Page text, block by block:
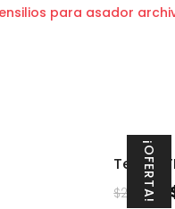
para asador
¡OFERTA!
Termo
$230.00